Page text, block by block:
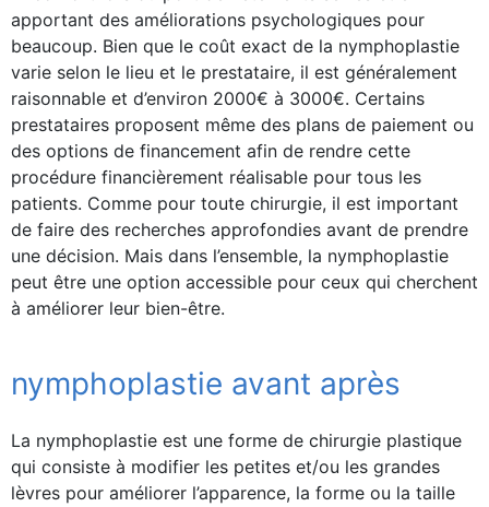
apportant des améliorations psychologiques pour
beaucoup. Bien que le coût exact de la nymphoplastie
varie selon le lieu et le prestataire, il est généralement
raisonnable et d’environ 2000€ à 3000€. Certains
prestataires proposent même des plans de paiement ou
des options de financement afin de rendre cette
procédure financièrement réalisable pour tous les
patients. Comme pour toute chirurgie, il est important
de faire des recherches approfondies avant de prendre
une décision. Mais dans l’ensemble, la nymphoplastie
peut être une option accessible pour ceux qui cherchent
à améliorer leur bien-être.
nymphoplastie avant après
La nymphoplastie est une forme de chirurgie plastique
qui consiste à modifier les petites et/ou les grandes
lèvres pour améliorer l’apparence, la forme ou la taille